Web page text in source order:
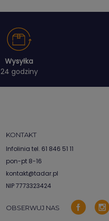
Wysyłka
24 godziny
KONTAKT
Infolinia tel. 61 846 51 11
pon-pt 8-16
kontakt@tadar.pl
NIP 7773323424
OBSERWUJ NAS